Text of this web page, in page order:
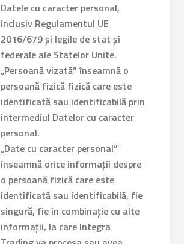
Datele cu caracter personal,
inclusiv Regulamentul UE
2016/679 și legile de stat și
federale ale Statelor Unite.
„Persoană vizată” înseamnă o
persoană fizică fizică care este
identificată sau identificabilă prin
intermediul Datelor cu caracter
personal.
„Date cu caracter personal”
înseamnă orice informații despre
o persoană fizică care este
identificată sau identificabilă, fie
singură, fie în combinație cu alte
informații, la care Integra